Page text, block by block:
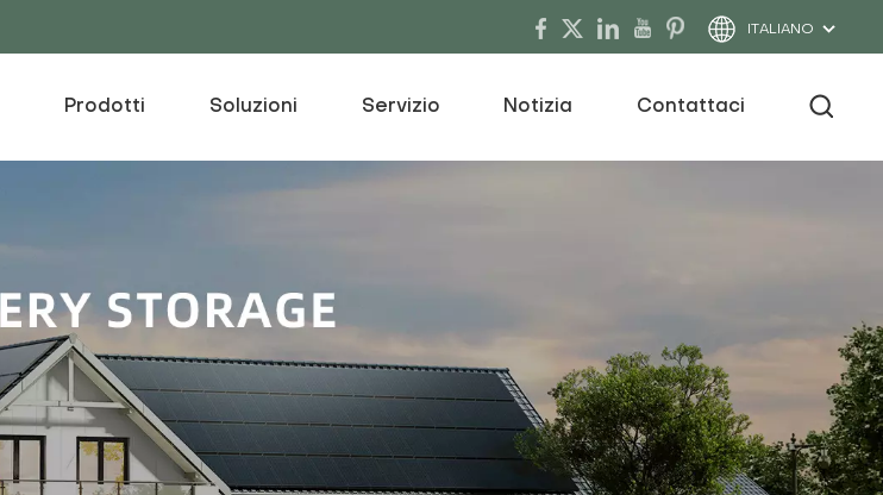
ITALIANO
Prodotti Soluzioni Servizio Notizia Contattaci